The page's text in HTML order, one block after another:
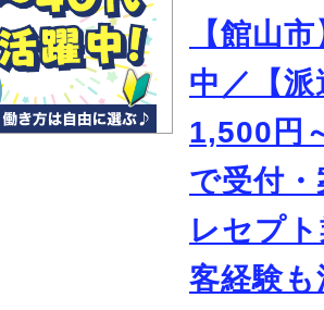
【館山
中／【
1,500円
で受付
レセプ
客経験